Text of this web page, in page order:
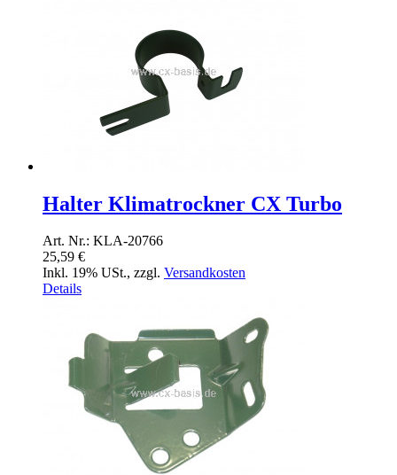
Halter Klimatrockner CX Turbo
Art. Nr.: KLA-20766
25,59 €
Inkl. 19% USt., zzgl. Versandkosten
Details